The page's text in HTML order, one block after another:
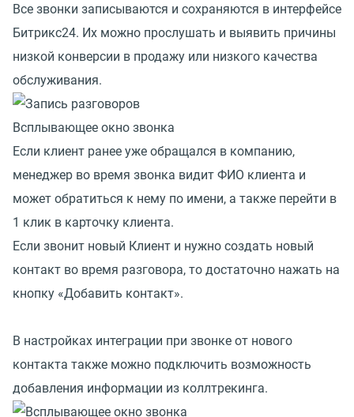
Все звонки записываются и сохраняются в интерфейсе
Битрикс24. Их можно прослушать и выявить причины
низкой конверсии в продажу или низкого качества
обслуживания.
Всплывающее окно звонка
Если клиент ранее уже обращался в компанию,
менеджер во время звонка видит ФИО клиента и
может обратиться к нему по имени, а также перейти в
1 клик в карточку клиента.
Если звонит новый Клиент и нужно создать новый
контакт во время разговора, то достаточно нажать на
кнопку «Добавить контакт».
В настройках интеграции при звонке от нового
контакта также можно подключить возможность
добавления информации из коллтрекинга.